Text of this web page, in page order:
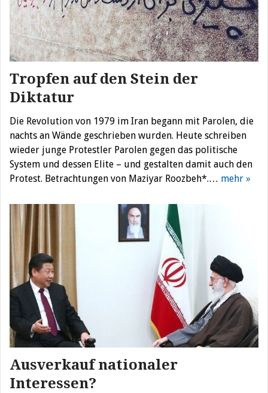
Tropfen auf den Stein der
Diktatur
Die Revolution von 1979 im Iran begann mit Parolen, die
nachts an Wände geschrieben wurden. Heute schreiben
wieder junge Protestler Parolen gegen das politische
System und dessen Elite – und gestalten damit auch den
Protest. Betrachtungen von Maziyar Roozbeh*.… mehr »
Ausverkauf nationaler
Interessen?